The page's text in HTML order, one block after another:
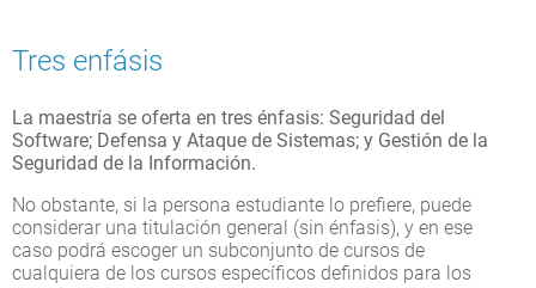
Tres enfásis
La maestría se oferta en tres énfasis: Seguridad del
Software; Defensa y Ataque de Sistemas; y Gestión de la
Seguridad de la Información.
No obstante, si la persona estudiante lo prefiere, puede
considerar una titulación general (sin énfasis), y en ese
caso podrá escoger un subconjunto de cursos de
cualquiera de los cursos específicos definidos para los